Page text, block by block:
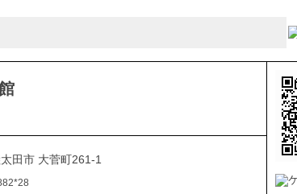
田市 大菅町261-1